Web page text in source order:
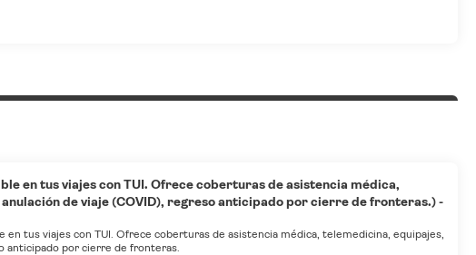
en tus viajes con TUI. Ofrece coberturas de asistencia médica,
de viaje (COVID), regreso anticipado por cierre de fronteras.) -
en tus viajes con TUI. Ofrece coberturas de asistencia médica, telemedicina, equipajes,
anticipado por cierre de fronteras.